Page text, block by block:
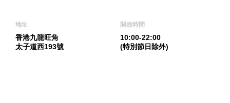
地址
香港九龍旺角
太子道西193號
開放時間
10:00-22:00
(特別節日除外)